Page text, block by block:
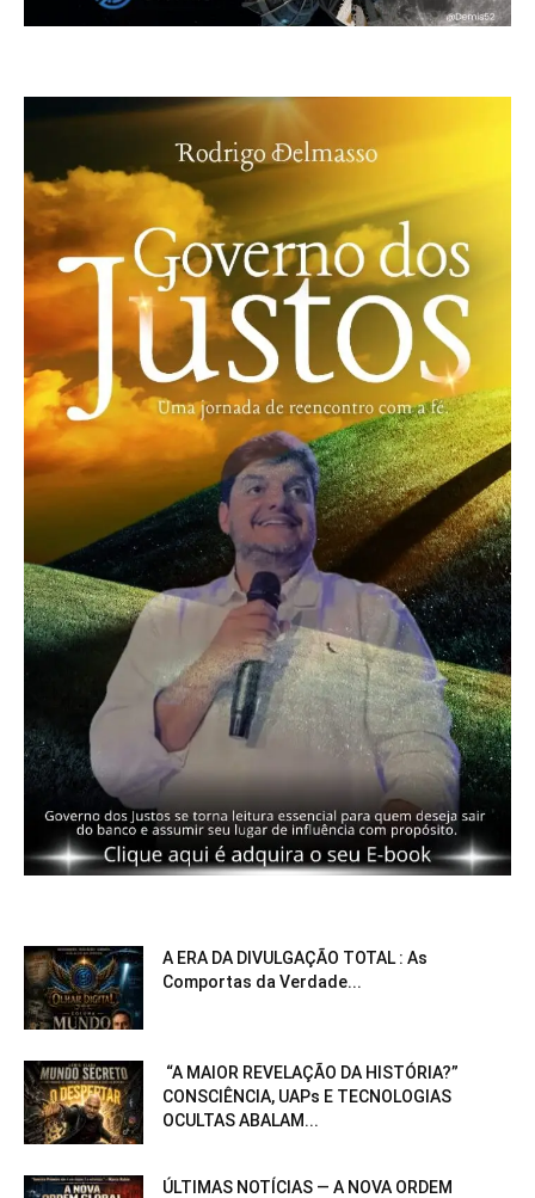
A ERA DA DIVULGAÇÃO TOTAL : As
Comportas da Verdade...
“A MAIOR REVELAÇÃO DA HISTÓRIA?”
CONSCIÊNCIA, UAPs E TECNOLOGIAS
OCULTAS ABALAM...
ÚLTIMAS NOTÍCIAS — A NOVA ORDEM